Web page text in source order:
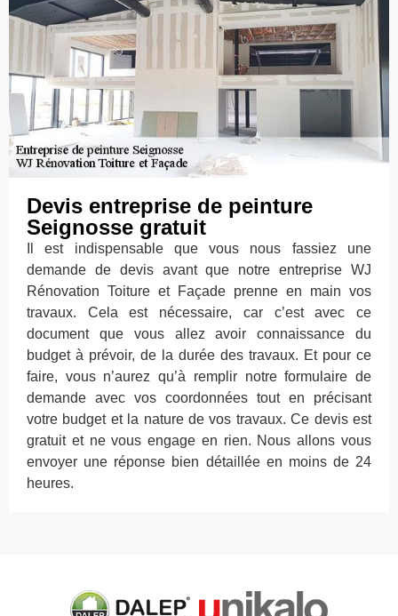
Devis entreprise de peinture
Seignosse gratuit
Il est indispensable que vous nous fassiez une
demande de devis avant que notre entreprise WJ
Rénovation Toiture et Façade prenne en main vos
travaux. Cela est nécessaire, car c’est avec ce
document que vous allez avoir connaissance du
budget à prévoir, de la durée des travaux. Et pour ce
faire, vous n’aurez qu’à remplir notre formulaire de
demande avec vos coordonnées tout en précisant
votre budget et la nature de vos travaux. Ce devis est
gratuit et ne vous engage en rien. Nous allons vous
envoyer une réponse bien détaillée en moins de 24
heures.